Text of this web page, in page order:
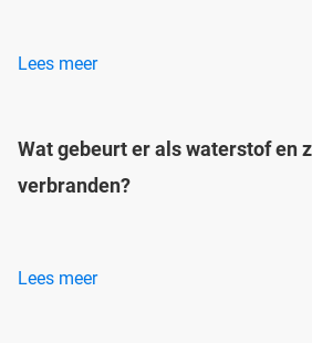
Lees meer
Wat gebeurt er als waterstof en
verbranden?
Lees meer